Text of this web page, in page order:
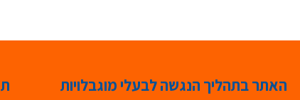
האתר בתהליך הנגשה לבעלי מוגבלויות